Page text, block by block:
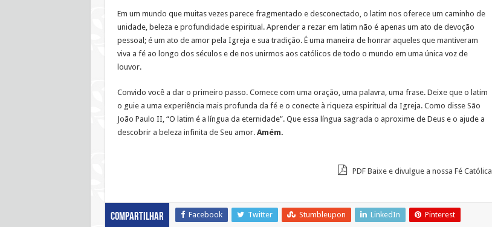
Em um mundo que muitas vezes parece fragmentado e desconectado, o latim nos oferece um caminho de
unidade, beleza e profundidade espiritual. Aprender a rezar em latim não é apenas um ato de devoção
pessoal; é um ato de amor pela Igreja e sua tradição. É uma maneira de honrar aqueles que mantiveram
viva a fé ao longo dos séculos e de nos unirmos aos católicos de todo o mundo em uma única voz de
louvor.
Convido você a dar o primeiro passo. Comece com uma oração, uma palavra, uma frase. Deixe que o latim
o guie a uma experiência mais profunda da fé e o conecte à riqueza espiritual da Igreja. Como disse São
João Paulo II, “O latim é a língua da eternidade”. Que essa língua sagrada o aproxime de Deus e o ajude a
descobrir a beleza infinita de Seu amor. Amém.
PDF Baixe e divulgue a nossa Fé Católica
Compartilhar Facebook Twitter Stumbleupon LinkedIn Pinterest